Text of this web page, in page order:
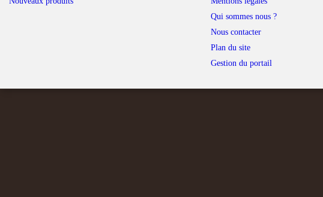
Qui sommes nous ?
Nous contacter
Plan du site
Gestion du portail